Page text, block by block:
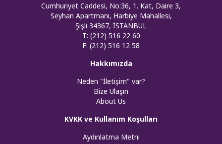
Cumhuriyet Caddesi, No:36, 1. Kat, Daire 3,
Seyhan Apartmanı, Harbiye Mahallesi,
Şişli 34367, İSTANBUL
T: (212) 516 22 60
F: (212) 516 12 58
Hakkımızda
Neden "İletişim" var?
Bize Ulaşın
About Us
KVKK ve Kullanım Koşulları
Aydınlatma Metni